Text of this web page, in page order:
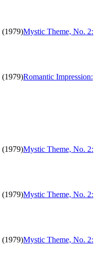
(1979)Mystic Theme, No. 2:
(1979)Romantic Impression:
(1979)Mystic Theme, No. 2:
(1979)Mystic Theme, No. 2:
(1979)Mystic Theme, No. 2: